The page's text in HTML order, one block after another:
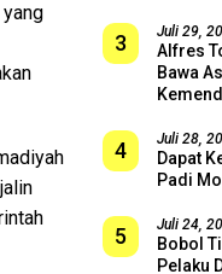
3 Juli 29,
Alfres
Bawa
4 Juli 28,
Dapat
Padi
5 Juli 24,
Bobol
Pelaku